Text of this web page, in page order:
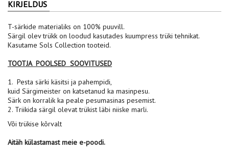
KIRJELDUS
T-särkide materialiks on 100% puuvill.
Särgil olev trükk on loodud kasutades kuumpress trüki tehnikat.
Kasutame Sols Collection tooteid.
TOOTJA POOLSED SOOVITUSED
1. Pesta särki käsitsi ja pahempidi,
kuid Särgimeister on katsetanud ka masinpesu.
Särk on korralik ka peale pesumasinas pesemist.
2. Triikida särgil olevat trükist läbi niiske marli.
Või trükise kõrvalt
Aitäh külastamast meie e-poodi.